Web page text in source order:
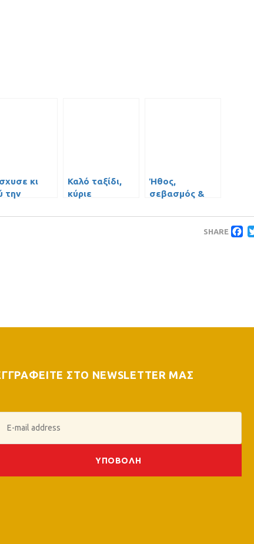
κι
την
του
Καλό ταξίδι,
κύριε
Ήθος,
σεβασμός &
SHARE
ΣΤΟ NEWSLETTER ΜΑΣ